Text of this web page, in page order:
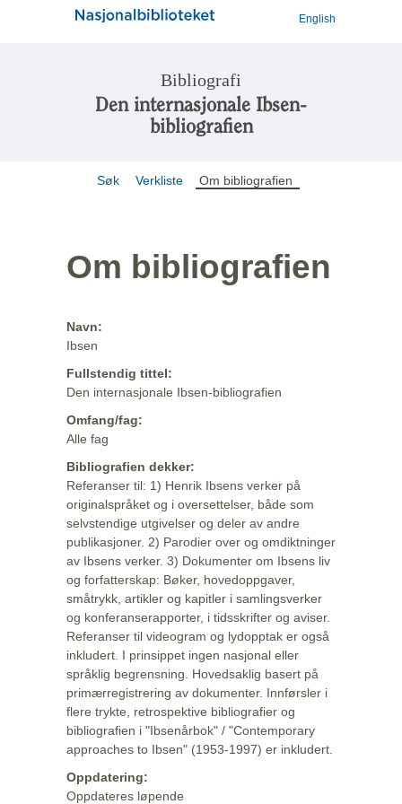
English
Bibliografi
Den internasjonale Ibsen-
bibliografien
Søk Verkliste Om bibliografien
Om bibliografien
Navn:
Ibsen
Fullstendig tittel:
Den internasjonale Ibsen-bibliografien
Omfang/fag:
Alle fag
Bibliografien dekker:
Referanser til: 1) Henrik Ibsens verker på
originalspråket og i oversettelser, både som
selvstendige utgivelser og deler av andre
publikasjoner. 2) Parodier over og omdiktninger
av Ibsens verker. 3) Dokumenter om Ibsens liv
og forfatterskap: Bøker, hovedoppgaver,
småtrykk, artikler og kapitler i samlingsverker
og konferanserapporter, i tidsskrifter og aviser.
Referanser til videogram og lydopptak er også
inkludert. I prinsippet ingen nasjonal eller
språklig begrensning. Hovedsaklig basert på
primærregistrering av dokumenter. Innførsler i
flere trykte, retrospektive bibliografier og
bibliografien i "Ibsenårbok" / "Contemporary
approaches to Ibsen" (1953-1997) er inkludert.
Oppdatering:
Oppdateres løpende